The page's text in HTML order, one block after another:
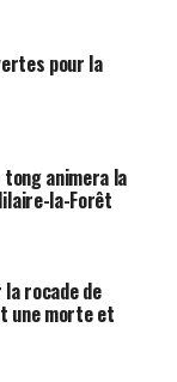
pour la
tong animera la
la-Forêt
rocade de
une morte et